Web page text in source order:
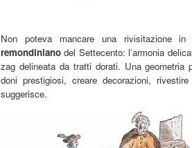
Non poteva mancare una rivisitazione
remondinianodel Settecento: l’armonia
zag delineata da tratti dorati. Una geometria
doni prestigiosi, creare decorazioni,
suggerisce.